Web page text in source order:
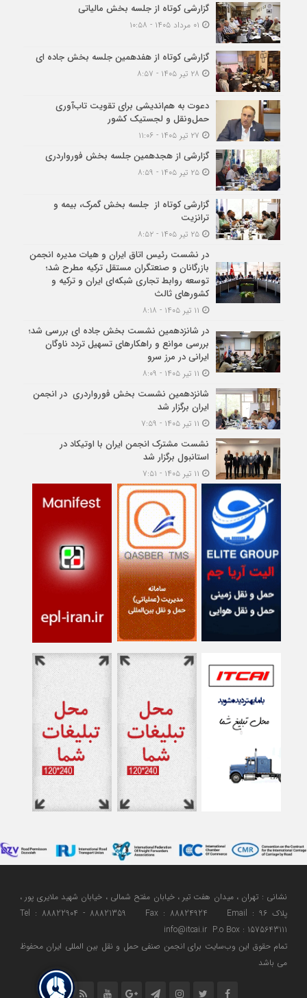
گزارشی کوتاه از جلسه بخش مالیاتی
گزارشی کوتاه از هفدهمین جلسه بخش جاده ای
دعوت به هم‌اندیشی برای تقویت تاب‌آوری
حمل‌ونقل و لجستیک کشور
گزارشی از هجدهمین جلسه بخش فورواردری
۲۵ تیر ۱۴۰۵ - ۸:۵۹
گزارشی کوتاه از جلسه بخش گمرک، بیمه و
ترانزیت
۲۵ تیر ۱۴۰۵ - ۸:۵۲
در نشست رئیس اتاق ایران و هیات مدیره انجمن
بازرگانان و صنعتگران مستقل ترکیه مطرح شد؛
توسعه روابط تجاری شبکه‌ای ایران و ترکیه و
کشورهای ثالث
در شانزدهمین نشست بخش جاده ای بررسی شد؛
بررسی موانع و راهکارهای تسهیل تردد ناوگان
ایرانی در مرز سرو
شانزدهمین نشست بخش فورواردری در انجمن
ایران برگزار شد
نشست مشترک انجمن ایران با اوتیکاد در
استانبول برگزار شد
نشانی : تهران ، میدان هفت تیر ، خیابان مفتح شمالی ، خیابان شهید ملایری پور ،
پلاک 96 Tel : 88822904 - 88821359 Fax : 88824924 Email :
info@itcai.ir P.o Box : 1575643111
تمام حقوق اين وب‌سايت برای انجمن صنفی حمل و نقل بین المللی ایران محفوظ
می باشد